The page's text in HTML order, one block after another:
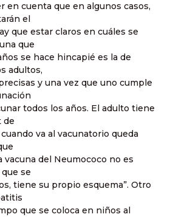
en cuenta que en algunos casos,
el
que estar claros en cuáles se
que
se hace hincapié es la de
adultos,
y una vez que uno cumple
todos los años. El adulto tiene
de
va al vacunatorio queda
vacuna del Neumococo no es
se
tiene su propio esquema”. Otro
que se coloca en niños al